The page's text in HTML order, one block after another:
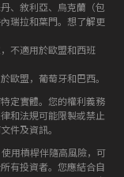
、敘利亞、烏克蘭（包
瑞拉和葉門。想了解更
不適用於歐盟和西班
歐盟，葡萄牙和巴西。
定實體。您的權利義務
和法規可能限製或禁止
件及資訊。
用槓桿伴隨高風險，可
有投資者。您應結合自